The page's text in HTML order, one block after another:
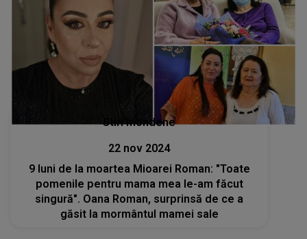
Stiri mondene
22 nov 2024
9 luni de la moartea Mioarei Roman: "Toate
pomenile pentru mama mea le-am făcut
singură". Oana Roman, surprinsă de ce a
găsit la mormântul mamei sale